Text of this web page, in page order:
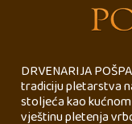
DRVENARIJA
tradiciju pletarstva
stoljeća kao
vještinu pletenja